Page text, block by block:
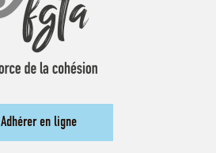
Adhérer en ligne